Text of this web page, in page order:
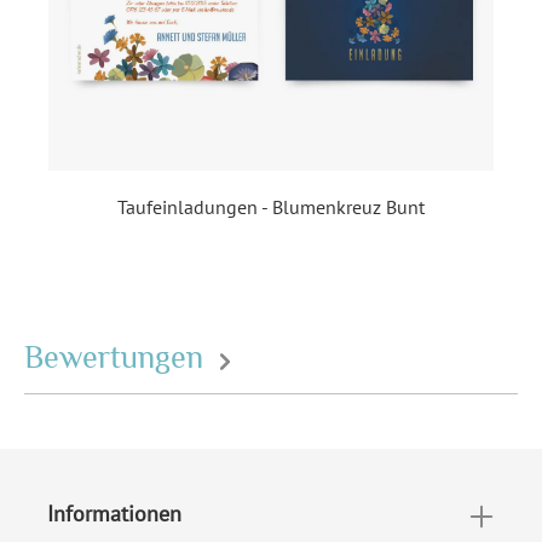
innerhalb Deutschland
Taufeinladungen - Blumenkreuz Bunt
Bewertungen
Informationen